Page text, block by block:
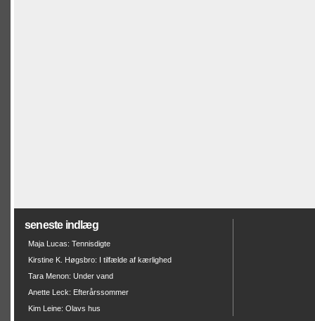
seneste indlæg
Maja Lucas: Tennisdigte
Kirstine K. Høgsbro: I tilfælde af kærlighed
Tara Menon: Under vand
Anette Leck: Efterårssommer
Kim Leine: Olavs hus